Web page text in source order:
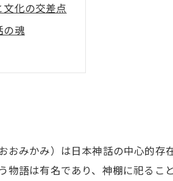
化の交差点
の魂
がり
空間
みかみ）は日本神話の中心的存
語は有名であり、神棚に祀るこ